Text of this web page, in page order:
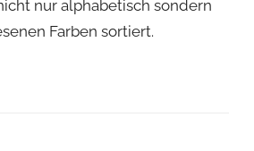
nur alphabetisch sondern
Farben sortiert.